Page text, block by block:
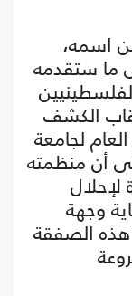
اسمه،
ما ستقدمه
الكشف
لجامعة
أن منظمته
لإحلال
وجهة
الصفقة